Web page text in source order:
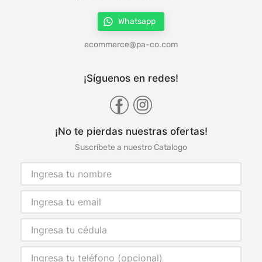
Whatsapp
ecommerce@pa-co.com
¡Síguenos en redes!
¡No te pierdas nuestras ofertas!
Suscríbete a nuestro Catalogo